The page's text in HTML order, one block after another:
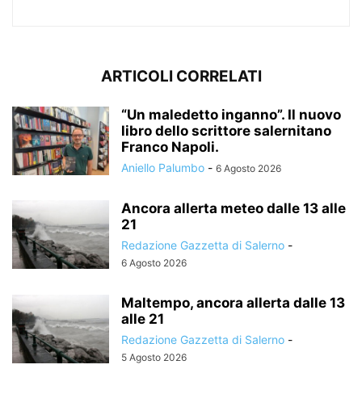
ARTICOLI CORRELATI
“Un maledetto inganno”. Il nuovo
libro dello scrittore salernitano
Franco Napoli.
Aniello Palumbo - 6 Agosto 2026
Ancora allerta meteo dalle 13 alle
21
Redazione Gazzetta di Salerno -
6 Agosto 2026
Maltempo, ancora allerta dalle 13
alle 21
Redazione Gazzetta di Salerno -
5 Agosto 2026